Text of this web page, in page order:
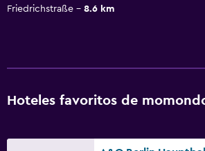
Friedrichstraße
8.6 km
Hoteles favoritos de